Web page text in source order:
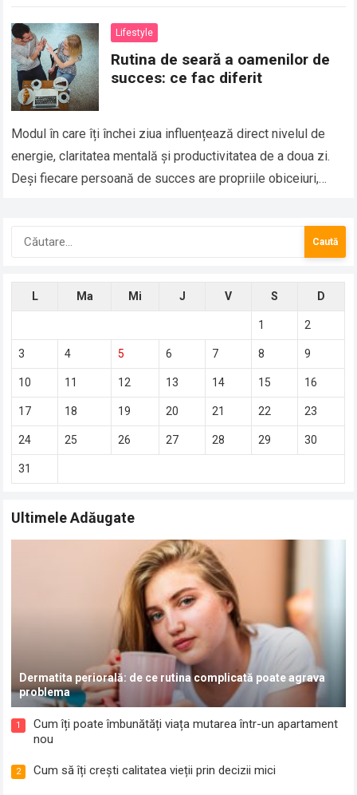
Lifestyle
Rutina de seară a oamenilor de
succes: ce fac diferit
Modul în care îți închei ziua influențează direct nivelul de
energie, claritatea mentală și productivitatea de a doua zi.
Deși fiecare persoană de succes are propriile obiceiuri,
Caută
L Ma Mi J V S D
1 2
3 4 5 6 7 8 9
10 11 12 13 14 15 16
17 18 19 20 21 22 23
24 25 26 27 28 29 30
31
Ultimele Adăugate
Dermatita periorală: de ce rutina complicată poate agrava
problema
1
Cum îți poate îmbunătăți viața mutarea într-un apartament
nou
2 Cum să îți crești calitatea vieții prin decizii mici